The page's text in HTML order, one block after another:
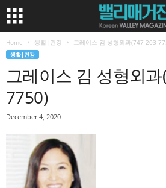
Home 생활|건강 그레이스 김 성형외과(747-203-
생활|건강
그레이스 김 성형외
7750)
December 4, 2020